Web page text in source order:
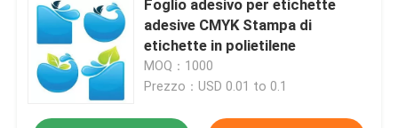
Foglio adesivo per etichette
adesive CMYK Stampa di
etichette in polietilene
MOQ：1000
Prezzo：USD 0.01 to 0.1